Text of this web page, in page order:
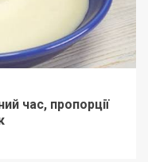
час, пропорції